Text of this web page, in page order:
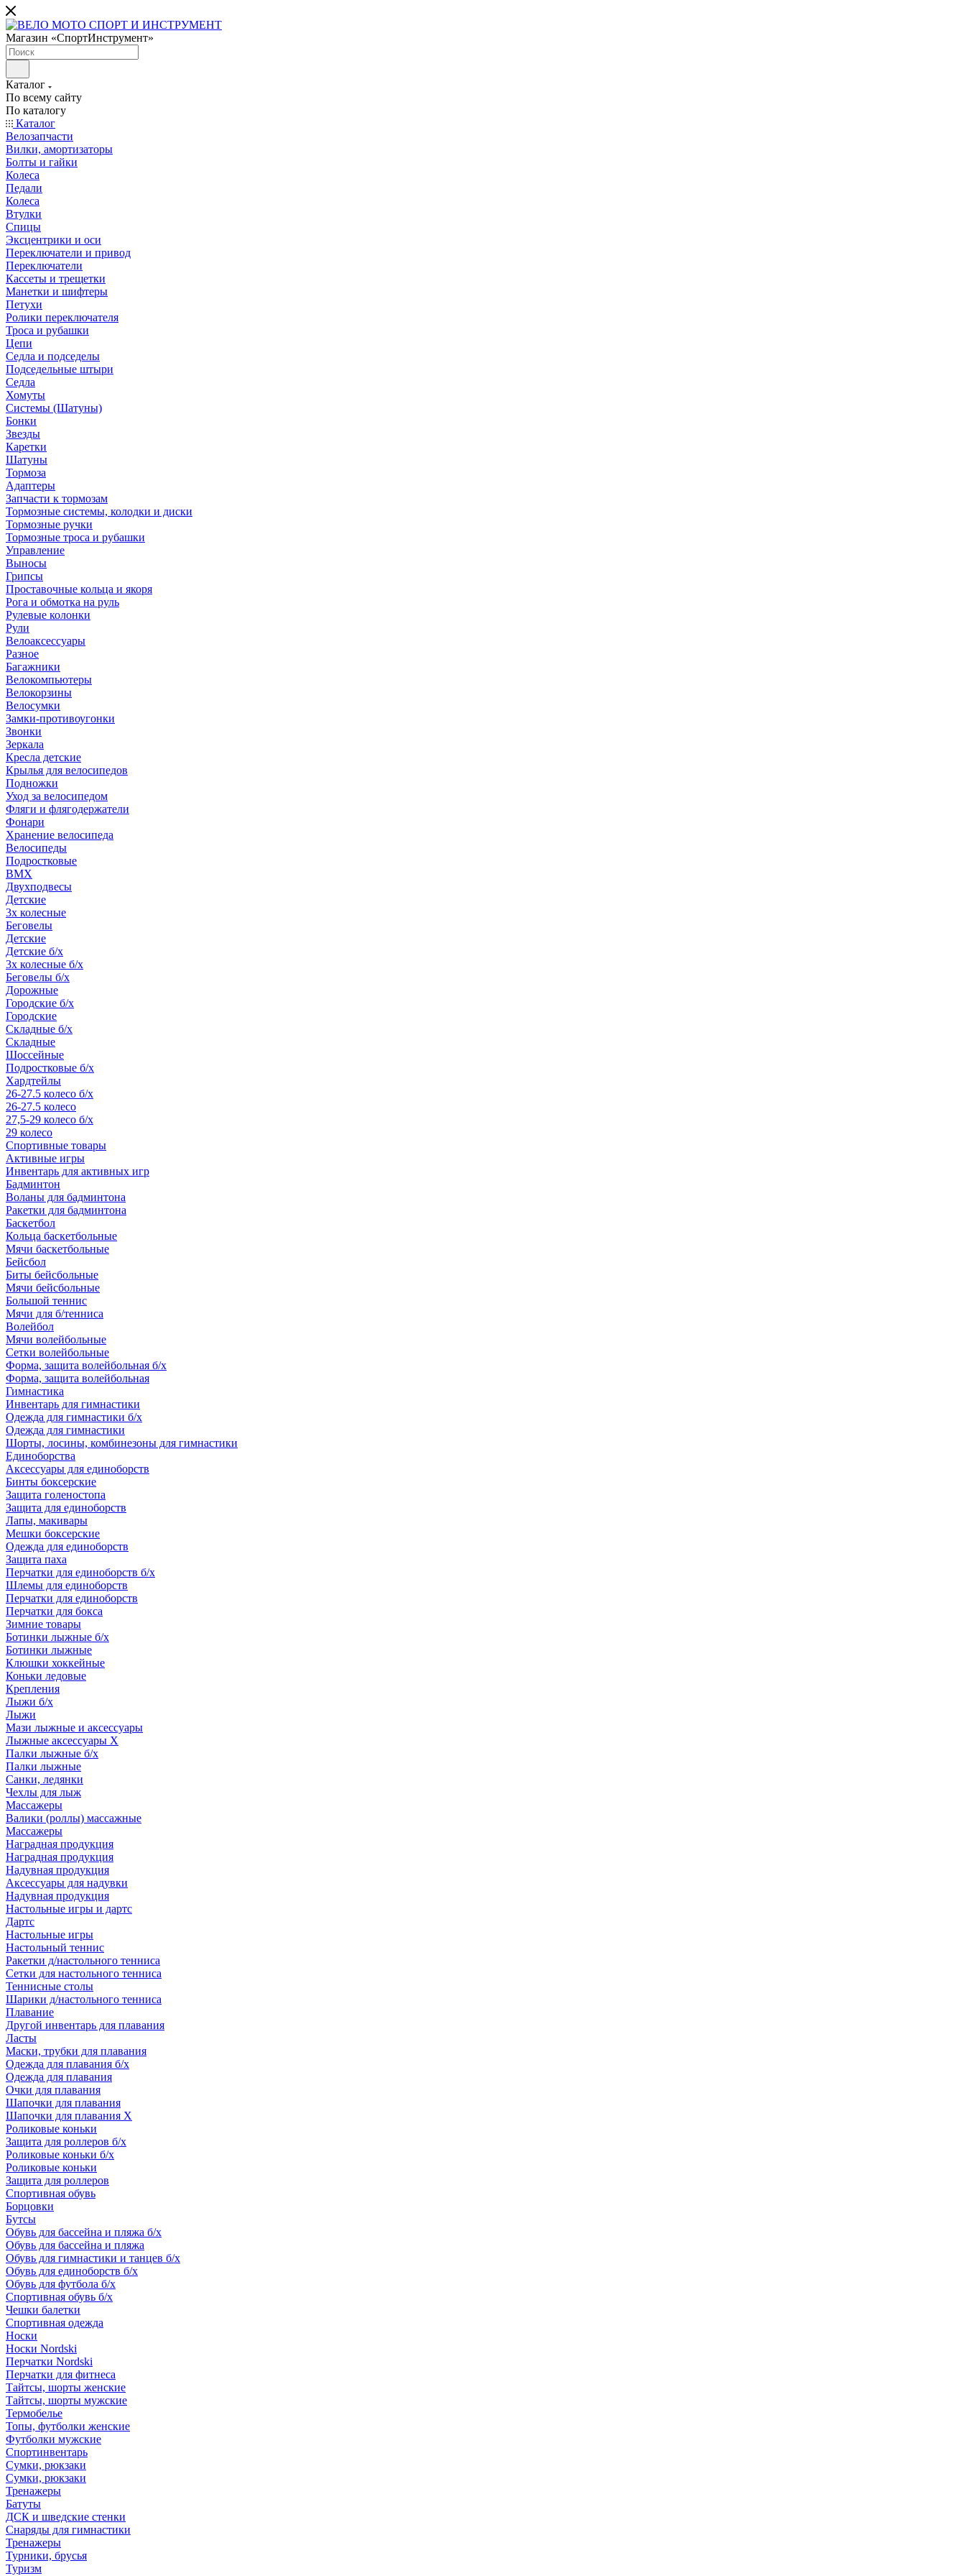
Магазин «СпортИнструмент»
Каталог
По всему сайту
По каталогу
Каталог
Велозапчасти
Вилки, амортизаторы
Болты и гайки
Колеса
Педали
Колеса
Втулки
Спицы
Эксцентрики и оси
Переключатели и привод
Переключатели
Кассеты и трещетки
Манетки и шифтеры
Петухи
Ролики переключателя
Троса и рубашки
Цепи
Седла и подседелы
Подседельные штыри
Седла
Хомуты
Системы (Шатуны)
Бонки
Звезды
Каретки
Шатуны
Тормоза
Адаптеры
Запчасти к тормозам
Тормозные системы, колодки и диски
Тормозные ручки
Тормозные троса и рубашки
Управление
Выносы
Грипсы
Проставочные кольца и якоря
Рога и обмотка на руль
Рулевые колонки
Рули
Велоаксессуары
Разное
Багажники
Велокомпьютеры
Велокорзины
Велосумки
Замки-противоугонки
Звонки
Зеркала
Кресла детские
Крылья для велосипедов
Подножки
Уход за велосипедом
Фляги и флягодержатели
Фонари
Хранение велосипеда
Велосипеды
Подростковые
BMX
Двухподвесы
Детские
3х колесные
Беговелы
Детские
Детские б/х
3х колесные б/х
Беговелы б/х
Дорожные
Городские б/х
Городские
Складные б/х
Складные
Шоссейные
Подростковые б/х
Хардтейлы
26-27.5 колесо б/х
26-27.5 колесо
27,5-29 колесо б/х
29 колесо
Спортивные товары
Активные игры
Инвентарь для активных игр
Бадминтон
Воланы для бадминтона
Ракетки для бадминтона
Баскетбол
Кольца баскетбольные
Мячи баскетбольные
Бейсбол
Биты бейсбольные
Мячи бейсбольные
Большой теннис
Мячи для б/тенниса
Волейбол
Мячи волейбольные
Сетки волейбольные
Форма, защита волейбольная б/х
Форма, защита волейбольная
Гимнастика
Инвентарь для гимнастики
Одежда для гимнастики б/х
Одежда для гимнастики
Шорты, лосины, комбинезоны для гимнастики
Единоборства
Аксессуары для единоборств
Бинты боксерские
Защита голеностопа
Защита для единоборств
Лапы, макивары
Мешки боксерские
Одежда для единоборств
Защита паха
Перчатки для единоборств б/х
Шлемы для единоборств
Перчатки для единоборств
Перчатки для бокса
Зимние товары
Ботинки лыжные б/х
Ботинки лыжные
Клюшки хоккейные
Коньки ледовые
Крепления
Лыжи б/х
Лыжи
Мази лыжные и аксессуары
Лыжные аксессуары Х
Палки лыжные б/х
Палки лыжные
Санки, ледянки
Чехлы для лыж
Массажеры
Валики (роллы) массажные
Массажеры
Наградная продукция
Наградная продукция
Надувная продукция
Аксессуары для надувки
Надувная продукция
Настольные игры и дартс
Дартс
Настольные игры
Настольный теннис
Ракетки д/настольного тенниса
Сетки для настольного тенниса
Теннисные столы
Шарики д/настольного тенниса
Плавание
Другой инвентарь для плавания
Ласты
Маски, трубки для плавания
Одежда для плавания б/х
Одежда для плавания
Очки для плавания
Шапочки для плавания
Шапочки для плавания Х
Роликовые коньки
Защита для роллеров б/х
Роликовые коньки б/х
Роликовые коньки
Защита для роллеров
Спортивная обувь
Борцовки
Бутсы
Обувь для бассейна и пляжа б/х
Обувь для бассейна и пляжа
Обувь для гимнастики и танцев б/х
Обувь для единоборств б/х
Обувь для футбола б/х
Спортивная обувь б/х
Чешки балетки
Спортивная одежда
Носки
Носки Nordski
Перчатки Nordski
Перчатки для фитнеса
Тайтсы, шорты женские
Тайтсы, шорты мужские
Термобелье
Топы, футболки женские
Футболки мужские
Спортинвентарь
Сумки, рюкзаки
Сумки, рюкзаки
Тренажеры
Батуты
ДСК и шведские стенки
Снаряды для гимнастики
Тренажеры
Турники, брусья
Туризм